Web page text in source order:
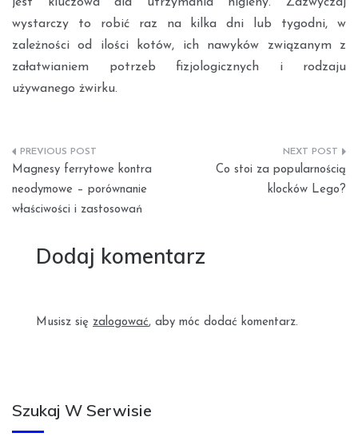
jest kluczowa dla utrzymania higieny. Zazwyczaj
wystarczy to robić raz na kilka dni lub tygodni, w
zależności od ilości kotów, ich nawyków związanym z
załatwianiem potrzeb fizjologicznych i rodzaju
używanego żwirku.
Nawigacja
wpisu
Magnesy ferrytowe kontra
neodymowe – porównanie
właściwości i zastosowań
Co stoi za popularnością
klocków Lego?
Dodaj komentarz
Musisz się zalogować, aby móc dodać komentarz.
Szukaj W Serwisie